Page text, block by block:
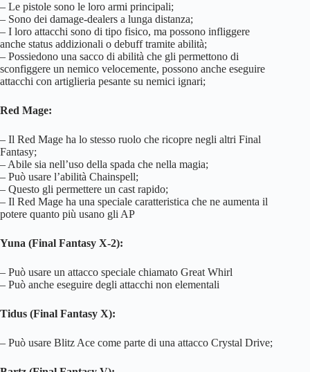
– Le pistole sono le loro armi principali;
– Sono dei damage-dealers a lunga distanza;
– I loro attacchi sono di tipo fisico, ma possono infliggere
anche status addizionali o debuff tramite abilità;
– Possiedono una sacco di abilità che gli permettono di
sconfiggere un nemico velocemente, possono anche eseguire
attacchi con artiglieria pesante su nemici ignari;
Red Mage:
– Il Red Mage ha lo stesso ruolo che ricopre negli altri Final
Fantasy;
– Abile sia nell’uso della spada che nella magia;
– Può usare l’abilità Chainspell;
– Questo gli permettere un cast rapido;
– Il Red Mage ha una speciale caratteristica che ne aumenta il
potere quanto più usano gli AP
Yuna (Final Fantasy X-2):
– Può usare un attacco speciale chiamato Great Whirl
– Può anche eseguire degli attacchi non elementali
Tidus (Final Fantasy X):
– Può usare Blitz Ace come parte di una attacco Crystal Drive;